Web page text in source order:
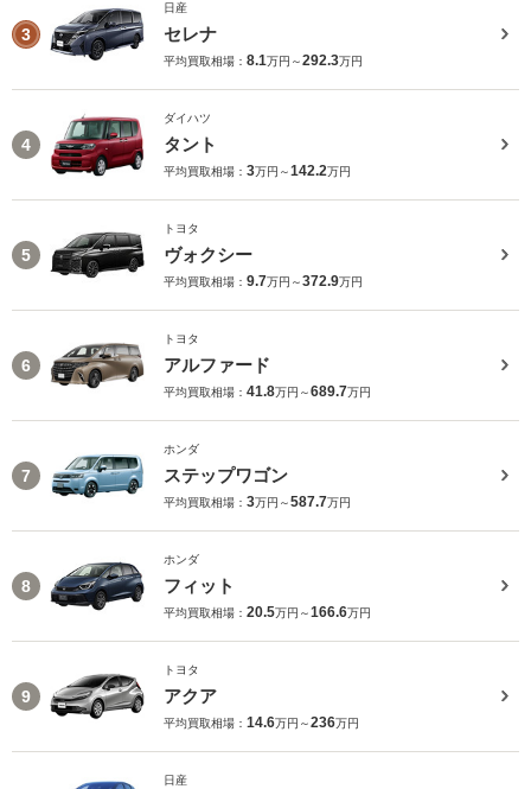
3
日産
セレナ
平均買取相場： 8.1万円～292.3万円
4
ダイハツ
タント
平均買取相場： 3万円～142.2万円
5
トヨタ
ヴォクシー
平均買取相場： 9.7万円～372.9万円
6
トヨタ
アルファード
平均買取相場： 41.8万円～689.7万円
7
ホンダ
ステップワゴン
平均買取相場： 3万円～587.7万円
8
ホンダ
フィット
平均買取相場： 20.5万円～166.6万円
9
トヨタ
アクア
平均買取相場： 14.6万円～236万円
日産